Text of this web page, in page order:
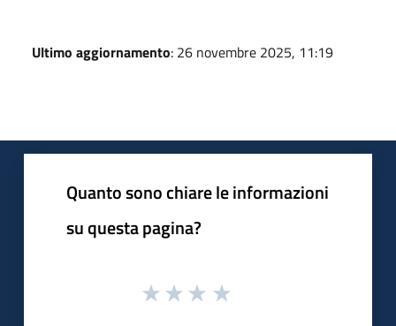
Ultimo aggiornamento: 26 novembre 2025, 11:19
Quanto sono chiare le informazioni
su questa pagina?